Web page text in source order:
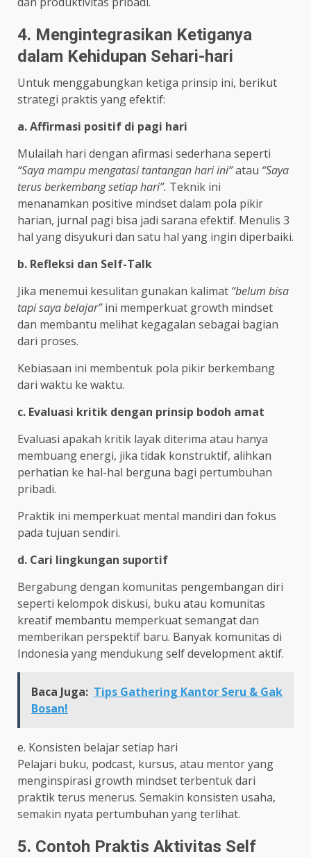
4. Mengintegrasikan Ketiganya
dalam Kehidupan Sehari-hari
Untuk menggabungkan ketiga prinsip ini, berikut
strategi praktis yang efektif:
a. Affirmasi positif di pagi hari
Mulailah hari dengan afirmasi sederhana seperti
“Saya mampu mengatasi tantangan hari ini”atau “Saya
terus berkembang setiap hari”. Teknik ini
menanamkan positive mindset dalam pola pikir
harian, jurnal pagi bisa jadi sarana efektif. Menulis 3
hal yang disyukuri dan satu hal yang ingin diperbaiki.
b. Refleksi dan Self-Talk
Jika menemui kesulitan gunakan kalimat “belum bisa
tapi saya belajar”ini memperkuat growth mindset
dan membantu melihat kegagalan sebagai bagian
dari proses.
Kebiasaan ini membentuk pola pikir berkembang
dari waktu ke waktu.
c. Evaluasi kritik dengan prinsip bodoh amat
Evaluasi apakah kritik layak diterima atau hanya
membuang energi, jika tidak konstruktif, alihkan
perhatian ke hal-hal berguna bagi pertumbuhan
pribadi.
Praktik ini memperkuat mental mandiri dan fokus
pada tujuan sendiri.
d. Cari lingkungan suportif
Bergabung dengan komunitas pengembangan diri
seperti kelompok diskusi, buku atau komunitas
kreatif membantu memperkuat semangat dan
memberikan perspektif baru. Banyak komunitas di
Indonesia yang mendukung self development aktif.
Baca Juga: Tips Gathering Kantor Seru & Gak
Bosan!
e. Konsisten belajar setiap hari
Pelajari buku, podcast, kursus, atau mentor yang
menginspirasi growth mindset terbentuk dari
praktik terus menerus. Semakin konsisten usaha,
semakin nyata pertumbuhan yang terlihat.
5. Contoh Praktis Aktivitas Self